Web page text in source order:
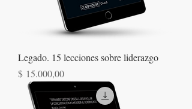
Legado. 15 lecciones sobre liderazgo
Precio
$ 15.000,00